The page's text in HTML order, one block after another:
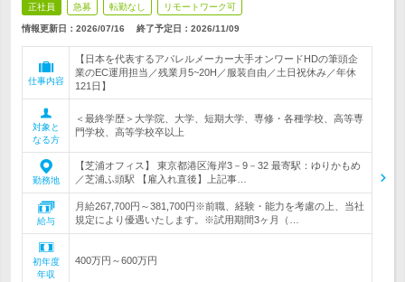
正社員 急募 転勤なし リモートワーク可
情報更新日：2026/07/16 終了予定日： 2026/11/09
仕事内容
【日本を代表するアパレルメーカー大手オンワードHDの筆頭企
業のEC運用担当／残業月5~20H／服装自由／土日祝休み／年休
121日】
対象と
なる方
＜最終学歴＞大学院、大学、短期大学、専修・各種学校、高等専
門学校、高等学校卒以上
勤務地
【芝浦オフィス】 東京都港区海岸3－9－32 最寄駅：ゆりかもめ
／芝浦ふ頭駅 【雇入れ直後】上記事…
給与
月給267,700円～381,700円※前職、経験・能力を考慮の上、当社
規定により優遇いたします。※試用期間3ヶ月（…
初年度
年収
400万円～600万円